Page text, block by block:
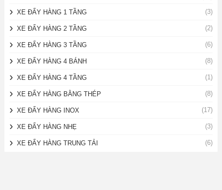
XE ĐẨY HÀNG 1 TẦNG (3)
XE ĐẨY HÀNG 2 TẦNG (2)
XE ĐẨY HÀNG 3 TẦNG (6)
XE ĐẨY HÀNG 4 BÁNH (8)
XE ĐẨY HÀNG 4 TẦNG (1)
XE ĐẨY HÀNG BẰNG THÉP (8)
XE ĐẨY HÀNG INOX (17)
XE ĐẨY HÀNG NHẸ (3)
XE ĐẨY HÀNG TRUNG TẢI (6)